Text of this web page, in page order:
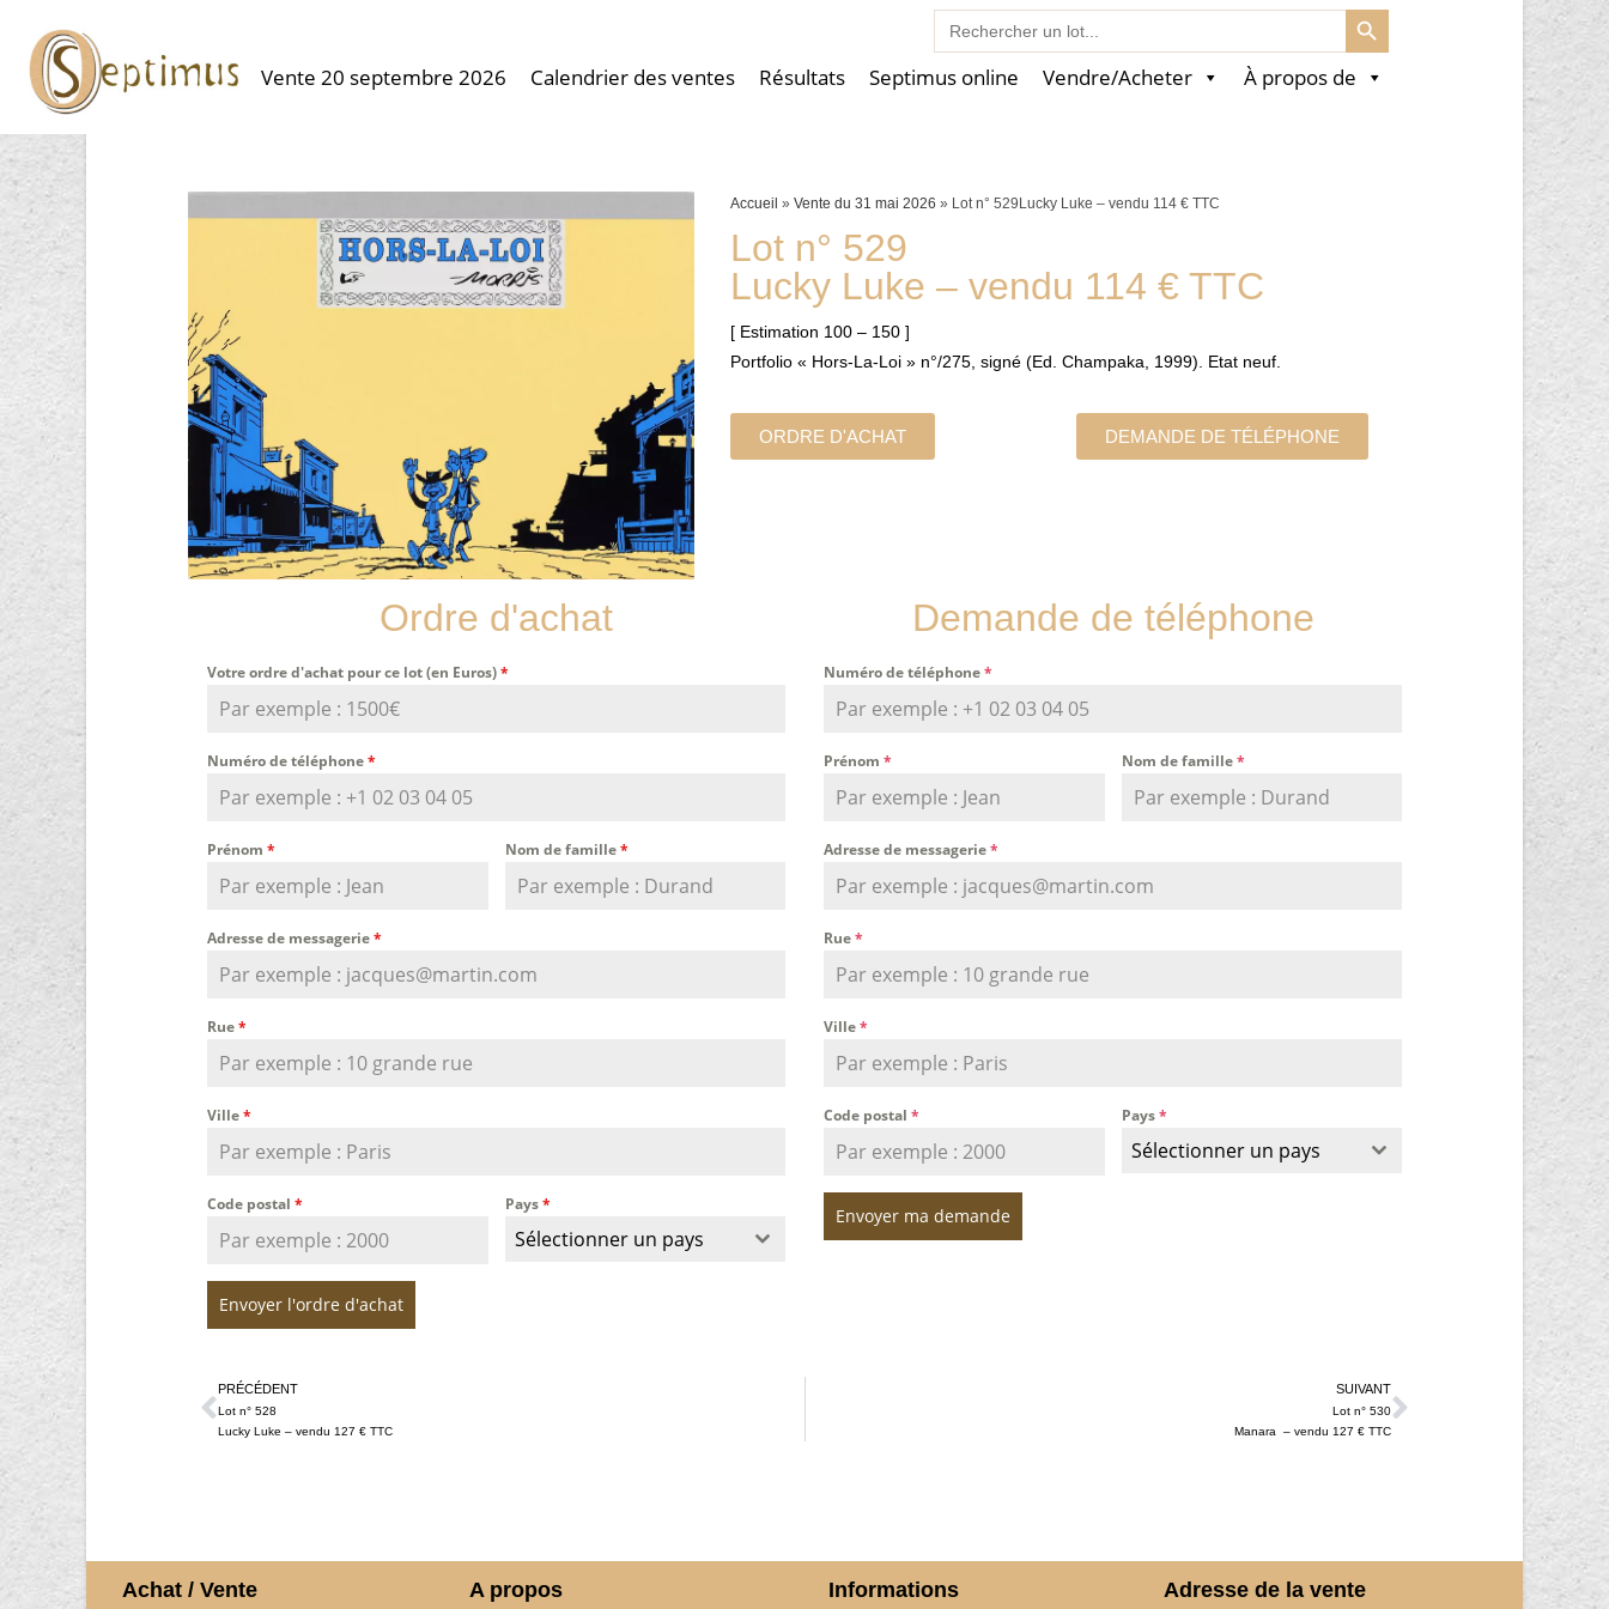
Search
for:
SEARCH BUTTON
Vente 20 septembre 2026 Calendrier des ventes Résultats Septimus online Vendre/Acheter À propos de
Accueil »Vente du 31 mai 2026 » Lot n° 529Lucky Luke – vendu 114 € TTC
Lot n° 529
Lucky Luke – vendu 114 € TTC
[ Estimation 100 – 150 ]
Portfolio « Hors-La-Loi » n°/275, signé (Ed. Champaka, 1999). Etat neuf.
ORDRE D'ACHAT DEMANDE DE TÉLÉPHONE
Ordre d'achat
Votre ordre d'achat pour ce lot (en Euros)*
Numéro de téléphone*
Prénom * Nom de famille*
Adresse de messagerie*
Rue*
Ville*
Code postal * Pays*
Sélectionner un pays
Envoyer l'ordre d'achat
Demande de téléphone
Numéro de téléphone*
Prénom * Nom de famille*
Adresse de messagerie*
Rue*
Ville*
Code postal * Pays*
Sélectionner un pays
Envoyer ma demande
PRÉCÉDENT
Lot n° 528
Lucky Luke – vendu 127 € TTC
SUIVANT
Lot n° 530
Manara – vendu 127 € TTC
Achat / Vente A propos Informations Adresse de la vente